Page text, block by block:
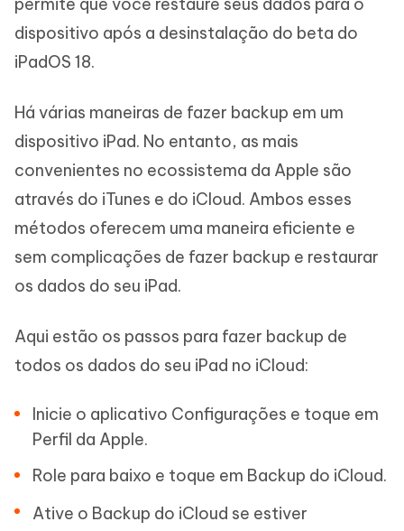
permite que você restaure seus dados para o
dispositivo após a desinstalação do beta do
iPadOS 18.
Há várias maneiras de fazer backup em um
dispositivo iPad. No entanto, as mais
convenientes no ecossistema da Apple são
através do iTunes e do iCloud. Ambos esses
métodos oferecem uma maneira eficiente e
sem complicações de fazer backup e restaurar
os dados do seu iPad.
Aqui estão os passos para fazer backup de
todos os dados do seu iPad no iCloud:
Inicie o aplicativo Configurações e toque em
Perfil da Apple.
Role para baixo e toque em Backup do iCloud.
Ative o Backup do iCloud se estiver